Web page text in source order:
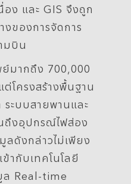
ง และ GIS จึงถูก
ของการจัดการ
มบิน
มากถึง 700,000
โครงสร้างพื้นฐาน
ะบบสายพานและ
ถึงอุปกรณ์ไฟส่อง
ลดังกล่าวไม่เพียง
ากับเทคโนโลยี
ล Real-time